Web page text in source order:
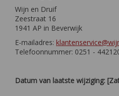
Wijn en Druif
Zeestraat 16
1941 AP in Beverwijk
E-mailadres:
Telefoonnummer: 0251 -
Datum van laatste wijziging: